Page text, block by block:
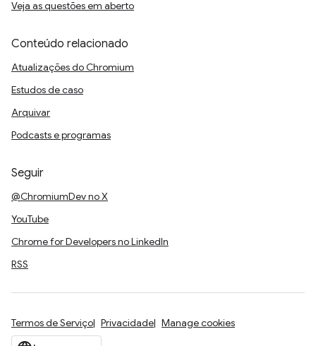
Veja as questões em aberto
Conteúdo relacionado
Atualizações do Chromium
Estudos de caso
Arquivar
Podcasts e programas
Seguir
@ChromiumDev no X
YouTube
Chrome for Developers no LinkedIn
RSS
Termos de Serviço Privacidade Manage cookies